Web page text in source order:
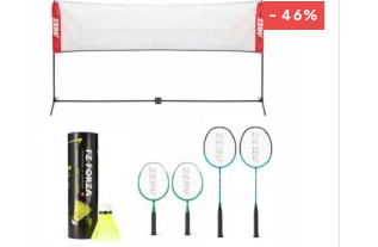
- 46%